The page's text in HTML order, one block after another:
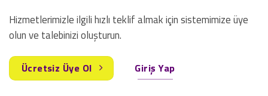
Hizmetlerimizle ilgili hızlı teklif almak için sistemimize üye
olun ve talebinizi oluşturun.
Ücretsiz Üye Ol Giriş Yap